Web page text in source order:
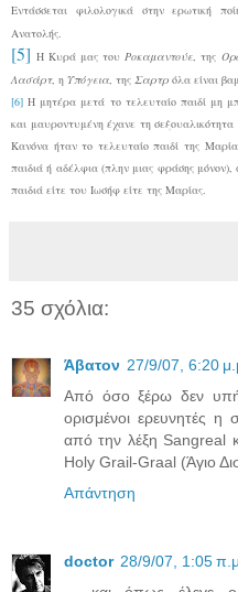
Εντάσσεται φιλολογικά στην ερωτική
Ανατολής.
[5] Η Κυρά μας του Ροκαμαντούε , της
Λασάρτ, η Υπόγεια , της Σαρτρ όλα είναι
[6] Η μητέρα μετά το τελευταίο παιδί μη
και μαυροντυμένη έχανε τη
Κανόνα ήταν το τελευταίο παιδί της
παιδιά ή αδέλφια (πλην μιας φράσης
παιδιά είτε του Ιωσήφ είτε της Μαρίας.
35 σχόλια:
Άβατον 27/9/07, 6:20
Από όσο ξέρω δεν
ορισμένοι ερευνητές η
από την λέξη Sangreal
Holy Grail-Graal (Άγιο
Απάντηση
doctor 28/9/07, 1:05 π.μ.